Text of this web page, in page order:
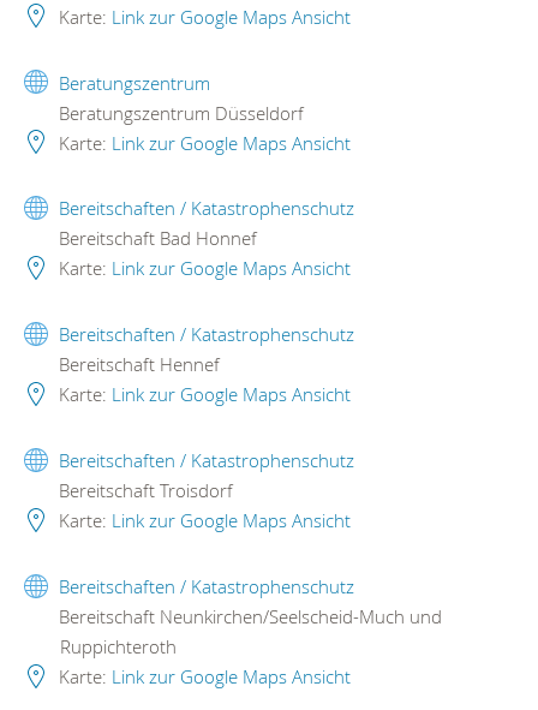
Karte: Link zur Google Maps Ansicht
Beratungszentrum
Beratungszentrum Düsseldorf
Karte: Link zur Google Maps Ansicht
Bereitschaften / Katastrophenschutz
Bereitschaft Bad Honnef
Karte: Link zur Google Maps Ansicht
Bereitschaften / Katastrophenschutz
Bereitschaft Hennef
Karte: Link zur Google Maps Ansicht
Bereitschaften / Katastrophenschutz
Bereitschaft Troisdorf
Karte: Link zur Google Maps Ansicht
Bereitschaften / Katastrophenschutz
Bereitschaft Neunkirchen/Seelscheid-Much und
Ruppichteroth
Karte: Link zur Google Maps Ansicht